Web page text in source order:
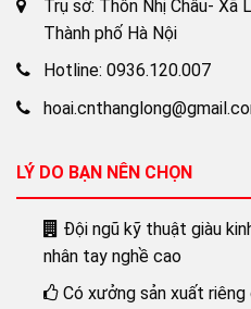
Trụ sở: Thôn Nhị Châu- Xã
Thành phố Hà Nội
Hotline: 0936.120.007
LÝ DO BẠN NÊN CHỌN
Đội ngũ kỹ thuật giàu
nhân tay nghề cao
Có xưởng sản xuất